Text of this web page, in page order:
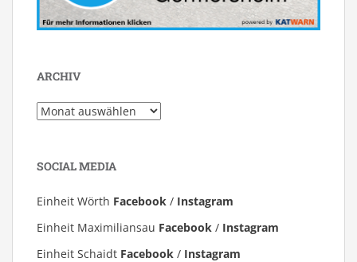
ARCHIV
Archiv
SOCIAL MEDIA
Einheit Wörth Facebook / Instagram
Einheit Maximiliansau Facebook / Instagram
Einheit Schaidt Facebook / Instagram